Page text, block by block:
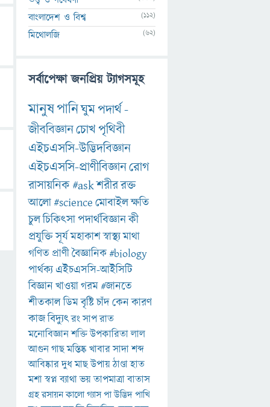
বাংলাদেশ ও বিশ্ব (112)
মিথোলজি (62)
সর্বাপেক্ষা জনপ্রিয় ট্যাগসমূহ
মানুষপানিঘুমপদার্থ-
জীববিজ্ঞানচোখপৃথিবী
এইচএসসি-উদ্ভিদবিজ্ঞান
এইচএসসি-প্রাণীবিজ্ঞানরোগ
রাসায়নিক#askশরীররক্ত
আলো#scienceমোবাইলক্ষতি
চুলচিকিৎসাপদার্থবিজ্ঞানকী
প্রযুক্তিসূর্যমহাকাশস্বাস্থ্যমাথা
গণিত প্রাণীবৈজ্ঞানিক#biology
পার্থক্য এইচএসসি-আইসিটি
বিজ্ঞানখাওয়াগরম#জানতে
শীতকালডিমবৃষ্টিচাঁদকেনকারণ
কাজবিদ্যুৎরংসাপরাত
মনোবিজ্ঞানশক্তিউপকারিতালাল
আগুনগাছমস্তিষ্কখাবারসাদাশব্দ
আবিষ্কারদুধমাছউপায়ঠাণ্ডাহাত
মশাস্বপ্নব্যাথাভয়তাপমাত্রাবাতাস
গ্রহরসায়নকালোগ্যাসপাউদ্ভিদপাখি